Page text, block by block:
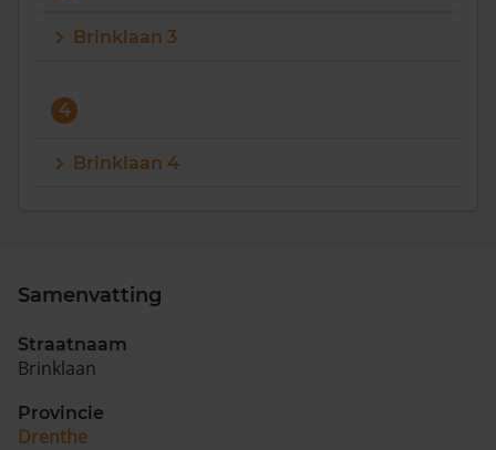
Zoek een woning
Maandag t/m vrijdag - 08:00 -18:00
Brinklaan 3
4
Brinklaan 4
Samenvatting
Straatnaam
Brinklaan
Provincie
Drenthe